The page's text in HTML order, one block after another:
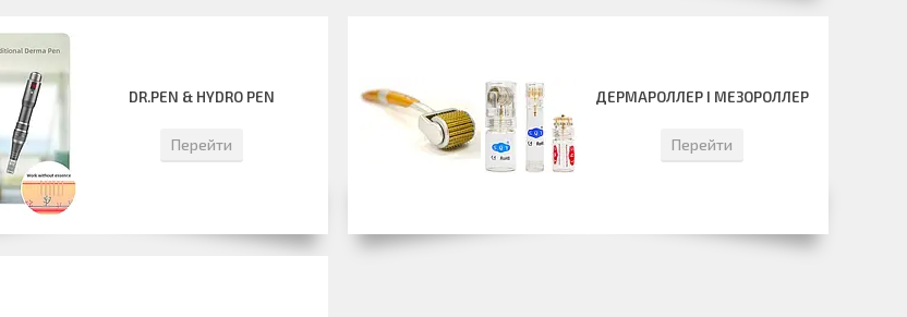
DR.PEN & HYDRO PEN
Перейти
ДЕРМАРОЛЛЕР І МЕЗОРОЛЛЕР
Перейти